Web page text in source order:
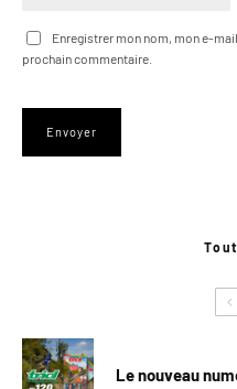
Enregistrer mon nom, mon e-
prochain commentaire.
Le nouveau